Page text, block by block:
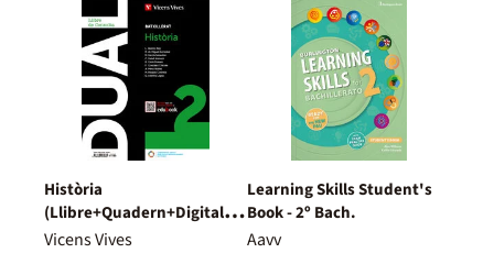
Història
(Llibre+Quadern+Digital)
Dual
Vicens Vives
Learning Skills Student's
Book - 2º Bach.
Aavv